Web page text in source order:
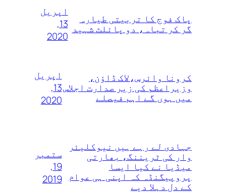
پاک فوج کا تربیتی طیارہ
گر کر تباہ، دو پائلٹ شہید
اپریل
13,
2020
کرونا وائرس،لاک ڈاؤن،
وزیراعظم کی زیر صدارت اجلاس
میں ہوں گے اہم فیصلے
اپریل
13,
2020
جہادی لے رہے ہیں نیوکلیئر
وار کی ٹریننگ، بھارتی
میڈیا نے کیا ایسا
پروپیگنڈہ کہ اپنی ہی عوام
کے دل دہلا دیے
ستمبر
19,
2019